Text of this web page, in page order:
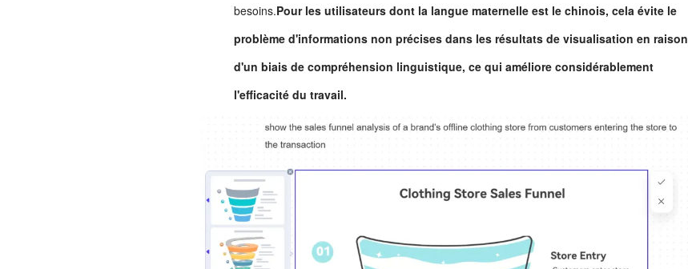
besoins.Pour les utilisateurs dont la langue maternelle est le chinois, cela évite le
problème d'informations non précises dans les résultats de visualisation en raison
d'un biais de compréhension linguistique, ce qui améliore considérablement
l'efficacité du travail.